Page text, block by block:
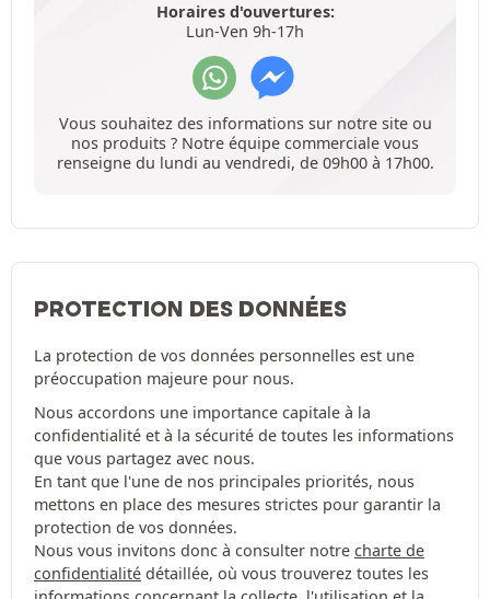
Horaires d'ouvertures:
Lun-Ven 9h-17h
Vous souhaitez des informations sur notre site ou
nos produits ? Notre équipe commerciale vous
renseigne du lundi au vendredi, de 09h00 à 17h00.
PROTECTION DES DONNÉES
La protection de vos données personnelles est une
préoccupation majeure pour nous.
Nous accordons une importance capitale à la
confidentialité et à la sécurité de toutes les informations
que vous partagez avec nous.
En tant que l'une de nos principales priorités, nous
mettons en place des mesures strictes pour garantir la
protection de vos données.
Nous vous invitons donc à consulter notre charte de
confidentialité détaillée, où vous trouverez toutes les